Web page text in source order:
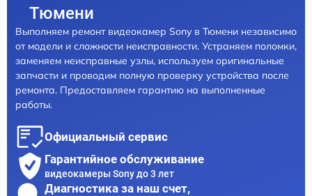
Тюмени
Выполняем ремонт видеокамер Sony в Тюмени независимо
от модели и сложности неисправности. Устраняем поломки,
заменяем неисправные узлы, используем оригинальные
запчасти и проводим полную проверку устройства после
ремонта. Предоставляем гарантию на выполненные
работы.
Официальный сервис
Гарантийное обслуживание
видеокамеры Sony до 3 лет
Диагностика за наш счет,